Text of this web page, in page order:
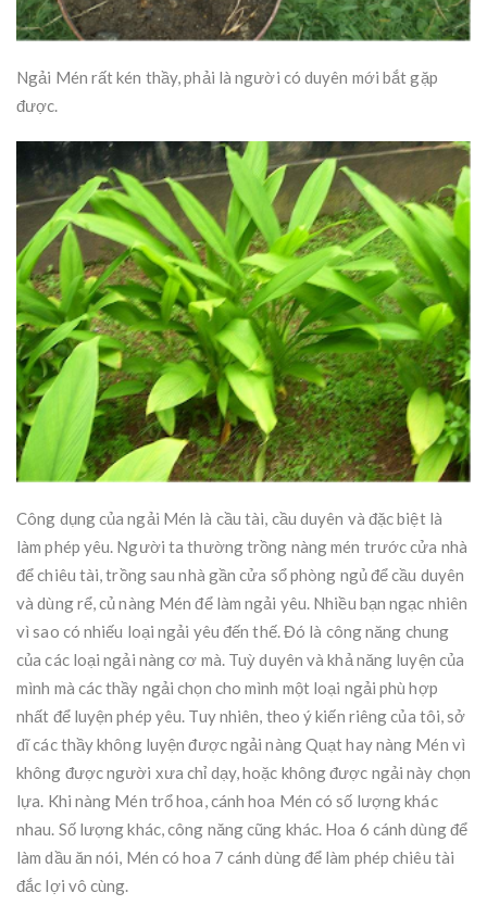
Ngải Mén rất kén thầy, phải là người có duyên mới bắt gặp
được.
Công dụng của ngải Mén là cầu tài, cầu duyên và đặc biệt là
làm phép yêu. Người ta thường trồng nàng mén trước cửa nhà
để chiêu tài, trồng sau nhà gần cửa sổ phòng ngủ để cầu duyên
và dùng rể, củ nàng Mén để làm ngải yêu. Nhiều bạn ngạc nhiên
vì sao có nhiếu loại ngải yêu đến thế. Đó là công năng chung
của các loại ngải nàng cơ mà. Tuỳ duyên và khả năng luyện của
mình mà các thầy ngải chọn cho mình một loại ngải phù hợp
nhất để luyện phép yêu. Tuy nhiên, theo ý kiến riêng của tôi, sở
dĩ các thầy không luyện được ngải nàng Quạt hay nàng Mén vì
không được người xưa chỉ dạy, hoặc không được ngải này chọn
lựa. Khi nàng Mén trổ hoa, cánh hoa Mén có số lượng khác
nhau. Số lượng khác, công năng cũng khác. Hoa 6 cánh dùng để
làm dầu ăn nói, Mén có hoa 7 cánh dùng để làm phép chiêu tài
đắc lợi vô cùng.